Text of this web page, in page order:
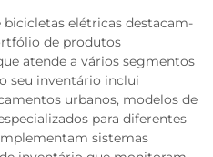
bicicletas elétricas destacam-
de produtos
atende a vários segmentos
seu inventário inclui
urbanos, modelos de
para diferentes
sistemas